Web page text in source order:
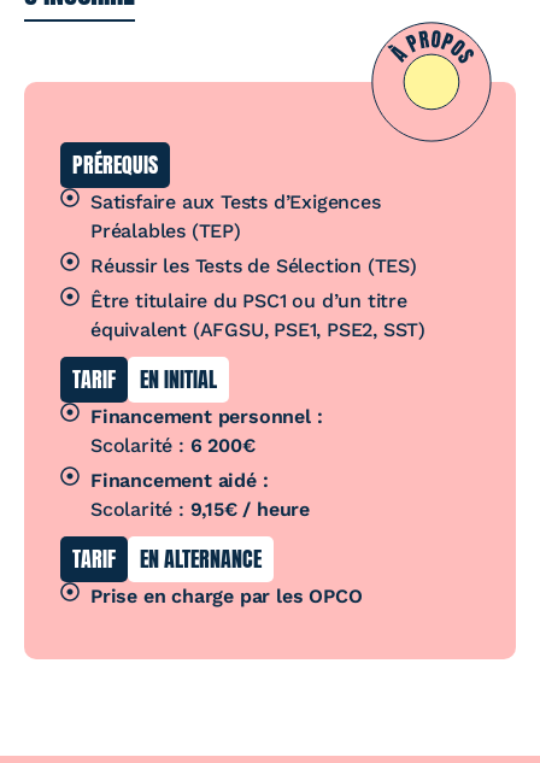
PRÉREQUIS
Satisfaire aux Tests d’Exigences
Préalables (TEP)
Réussir les Tests de Sélection (TES)
Être titulaire du PSC1 ou d’un titre
équivalent (AFGSU, PSE1, PSE2, SST)
TARIF EN INITIAL
Financement personnel :
Scolarité : 6 200€
Financement aidé :
Scolarité : 9,15€ / heure
TARIF EN ALTERNANCE
Prise en charge par les OPCO